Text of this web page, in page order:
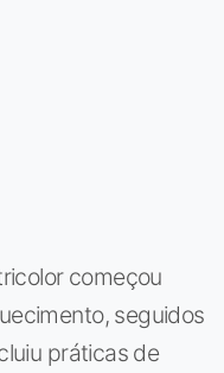
começou
seguidos
práticas de